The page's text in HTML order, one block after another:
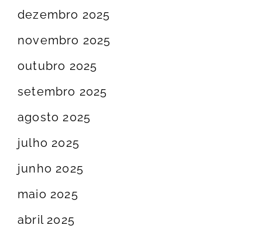
dezembro 2025
novembro 2025
outubro 2025
setembro 2025
agosto 2025
julho 2025
junho 2025
maio 2025
abril 2025